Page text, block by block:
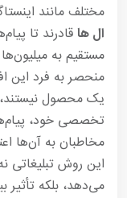
مختلف مانند
ال هاقادرند تا
مستقیم به
منحصر به فرد این
یک محصول
تخصصی خود،
مخاطبان به آن‌ها
این روش تبلیغاتی
می‌دهد، بلکه تأثیر